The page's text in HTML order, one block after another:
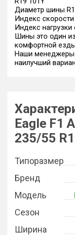
Диаметр шины
Индекс скорости
Индекс нагрузки
Шины это один
комфортной
Наши менеджеры
наилучший
Eagle F1
235/55
Типоразмер
Бренд
Модель
Сезон
Ширина